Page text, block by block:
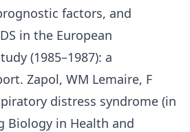
factors, and
in the European
(1985–1987): a
Zapol, WM Lemaire, F
distress syndrome (in
Biology in Health and